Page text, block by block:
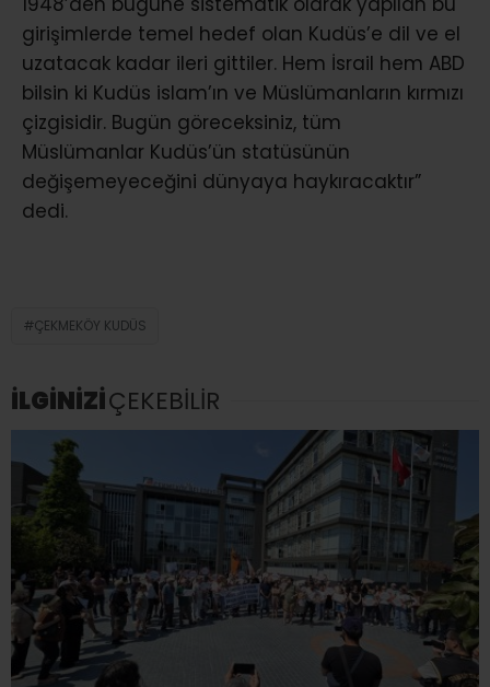
girişimlerde temel hedef olan Kudüs’e dil ve el
uzatacak kadar ileri gittiler. Hem İsrail hem ABD
bilsin ki Kudüs islam’ın ve Müslümanların kırmızı
çizgisidir. Bugün göreceksiniz, tüm
Müslümanlar Kudüs’ün statüsünün
değişemeyeceğini dünyaya haykıracaktır”
dedi.
ÇEKMEKÖY KUDÜS
İLGİNİZİÇEKEBİLİR